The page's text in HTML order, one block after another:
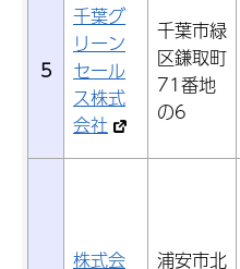
5
千葉グ
リーン
セール
ス株式
会社
千葉市緑
区鎌取町
71番地
の6
株式会
浦安市北